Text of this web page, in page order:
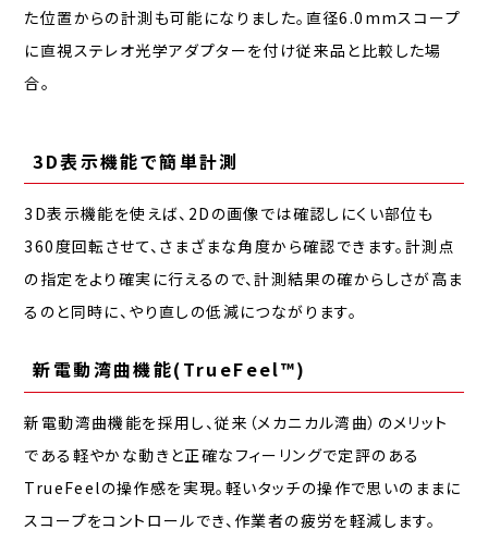
た位置からの計測も可能になりました。直径6.0mmスコープ
に直視ステレオ光学アダプターを付け従来品と比較した場
合。
3D表示機能で簡単計測
3D表示機能を使えば、2Dの画像では確認しにくい部位も
360度回転させて、さまざまな角度から確認できます。計測点
の指定をより確実に行えるので、計測結果の確からしさが高ま
るのと同時に、やり直しの低減につながります。
新電動湾曲機能(TrueFeel™)
新電動湾曲機能を採用し、従来（メカニカル湾曲）のメリット
である軽やかな動きと正確なフィーリングで定評のある
TrueFeelの操作感を実現。軽いタッチの操作で思いのままに
スコープをコントロールでき、作業者の疲労を軽減します。